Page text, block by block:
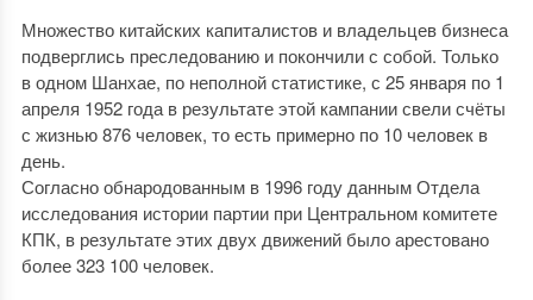
Множество китайских капиталистов и владельцев бизнеса
подверглись преследованию и покончили с собой. Только
в одном Шанхае, по неполной статистике, с 25 января по 1
апреля 1952 года в результате этой кампании свели счёты
с жизнью 876 человек, то есть примерно по 10 человек в
день.
Согласно обнародованным в 1996 году данным Отдела
исследования истории партии при Центральном комитете
КПК, в результате этих двух движений было арестовано
более 323 100 человек.